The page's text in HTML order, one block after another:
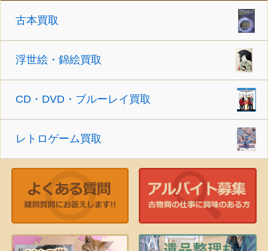
古本買取
浮世絵・錦絵買取
CD・DVD・ブルーレイ買取
レトロゲーム買取